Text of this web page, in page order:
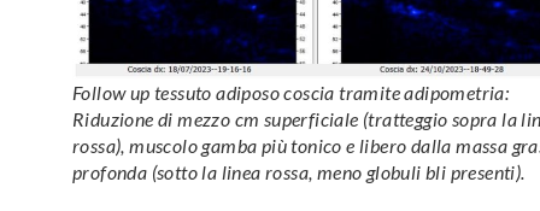
Follow up tessuto adiposo cosciatramite adipometria:
Riduzione di mezzo cm superficiale (tratteggio sopra la
rossa), muscolo gamba più tonico e libero dalla massa
profonda (sotto la linea rossa, meno globuli bli presenti).